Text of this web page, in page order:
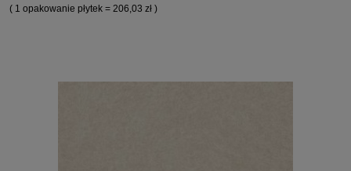
( 1 opakowanie płytek = 206,03 zł )